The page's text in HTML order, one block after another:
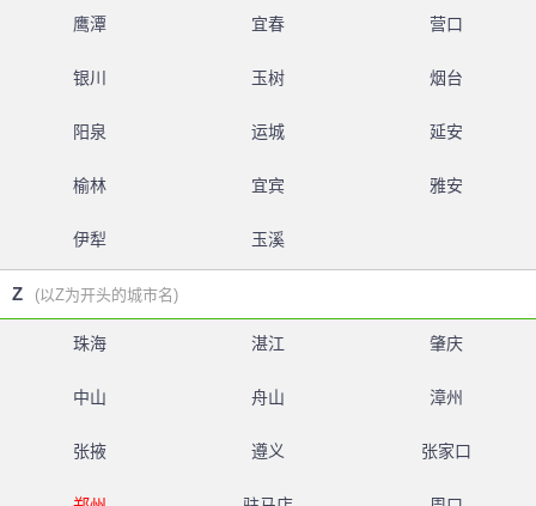
鹰潭 宜春 营口
银川 玉树 烟台
阳泉 运城 延安
榆林 宜宾 雅安
伊犁 玉溪
Z (以Z为开头的城市名)
珠海 湛江 肇庆
中山 舟山 漳州
张掖 遵义 张家口